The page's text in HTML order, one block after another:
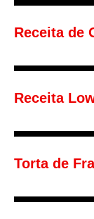
Receita de
Receita
Torta de